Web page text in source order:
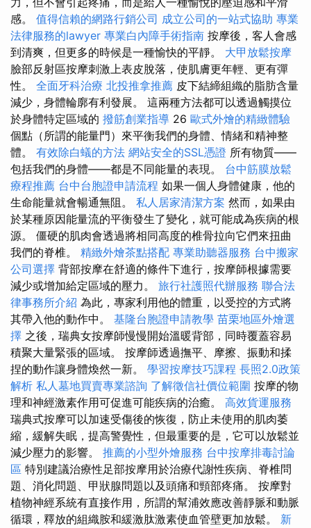
感。 值得信賴的網路行銷公司 成立公司的一站式協助 專業
法律服務的lawyer 專業白內障手術指南 按摩後，客人會感
到清爽，但更多的時候是一種愉快的平靜。 大甲放鬆按摩
臉部反射區按摩刺激上表皮脫落，使肌膚更年輕、更有彈
性。 全面牙科治療 北投推拿推薦 皮下結締組織的脂肪含量
減少，身體輪廓有利發展。 這兩種方法都可以透過觸摸位
於身體特定區域的 撥筋創業指導 26 歐式外燴的精緻體驗
個點（所謂的能量門）來平衡我們的身體、情緒和精神整
體。 有效除白蟻的方法 網站安全的SSL憑證 所有物質——
包括我們的身體——都是不同能量的表現。 台中筋膜放鬆
療程推薦 台中台胞證申請流程 如果一個人身體健康，他的
生命能量就會暢通無阻。 私人居家清潔方案 然而，如果由
於某種原因能量流的平衡發生了變化，就可能成為疾病的根
源。 僵硬的肌肉會透過將相同高度的椎骨拉向它們來扭曲
我們的脊椎。 精緻外燴茶點搭配 專業助聽器服務 台中搬家
公司選擇 背部按摩在舒適的條件下進行，按摩師根據需要
減少或增加給定區域的壓力。 旅行社護照代辦服務 聯合法
律事務所介紹 為此，專家利用他的體重，以受控的方式將
其帶入他的動作中。 基隆台胞證申請教學 苗栗地區外燴選
擇 之後，瑞典女按摩師慢慢開始溫暖背部，同時覆蓋容易
積聚大量緊張的區域。 按摩師透過撫平、摩擦、振動和揉
捏的動作讓身體煥然一新。 學習按摩技巧課程 長照2.0政策
解析 私人墓地買賣專業諮詢 了解徵信社價位範圍 按摩的物
理和神經激素作用可促進可能疾病的治癒。 高效貨運服務
瑞典式按摩可以加速受傷後的恢復，防止未使用的肌肉萎
縮，緩解失眠，提高警覺性，但最重要的是，它可以放鬆並
減少壓力的影響。 推薦的小型外燴服務 台中按摩排毒討論
區 特別建議治療性足部按摩用於治療代謝性疾病、脊椎問
題、消化問題、甲狀腺問題以及頭痛和頸部疼痛。 按摩對
植物神經系統有直接作用，所謂的幫浦效應改善靜脈和動脈
循環，釋放的組織胺和緩激肽激素使血管壁更加放鬆。 新